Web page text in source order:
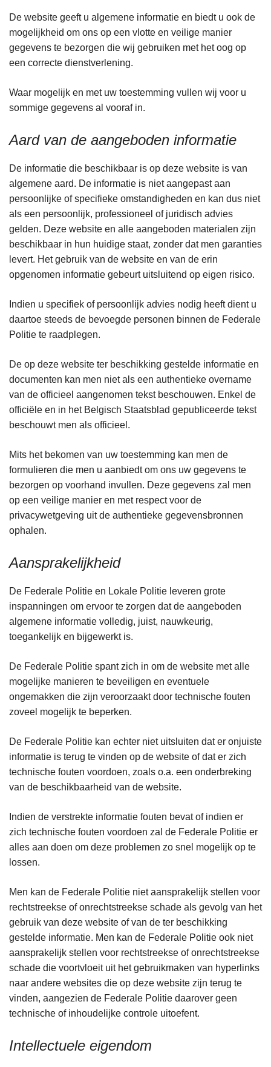
De website geeft u algemene informatie en biedt u ook de
mogelijkheid om ons op een vlotte en veilige manier
gegevens te bezorgen die wij gebruiken met het oog op
een correcte dienstverlening.
Waar mogelijk en met uw toestemming vullen wij voor u
sommige gegevens al vooraf in.
Aard van de aangeboden informatie
De informatie die beschikbaar is op deze website is van
algemene aard. De informatie is niet aangepast aan
persoonlijke of specifieke omstandigheden en kan dus niet
als een persoonlijk, professioneel of juridisch advies
gelden. Deze website en alle aangeboden materialen zijn
beschikbaar in hun huidige staat, zonder dat men garanties
levert. Het gebruik van de website en van de erin
opgenomen informatie gebeurt uitsluitend op eigen risico.
Indien u specifiek of persoonlijk advies nodig heeft dient u
daartoe steeds de bevoegde personen binnen de Federale
Politie te raadplegen.
De op deze website ter beschikking gestelde informatie en
documenten kan men niet als een authentieke overname
van de officieel aangenomen tekst beschouwen. Enkel de
officiële en in het Belgisch Staatsblad gepubliceerde tekst
beschouwt men als officieel.
Mits het bekomen van uw toestemming kan men de
formulieren die men u aanbiedt om ons uw gegevens te
bezorgen op voorhand invullen. Deze gegevens zal men
op een veilige manier en met respect voor de
privacywetgeving uit de authentieke gegevensbronnen
ophalen.
Aansprakelijkheid
De Federale Politie en Lokale Politie leveren grote
inspanningen om ervoor te zorgen dat de aangeboden
algemene informatie volledig, juist, nauwkeurig,
toegankelijk en bijgewerkt is.
De Federale Politie spant zich in om de website met alle
mogelijke manieren te beveiligen en eventuele
ongemakken die zijn veroorzaakt door technische fouten
zoveel mogelijk te beperken.
De Federale Politie kan echter niet uitsluiten dat er onjuiste
informatie is terug te vinden op de website of dat er zich
technische fouten voordoen, zoals o.a. een onderbreking
van de beschikbaarheid van de website.
Indien de verstrekte informatie fouten bevat of indien er
zich technische fouten voordoen zal de Federale Politie er
alles aan doen om deze problemen zo snel mogelijk op te
lossen.
Men kan de Federale Politie niet aansprakelijk stellen voor
rechtstreekse of onrechtstreekse schade als gevolg van het
gebruik van deze website of van de ter beschikking
gestelde informatie. Men kan de Federale Politie ook niet
aansprakelijk stellen voor rechtstreekse of onrechtstreekse
schade die voortvloeit uit het gebruikmaken van hyperlinks
naar andere websites die op deze website zijn terug te
vinden, aangezien de Federale Politie daarover geen
technische of inhoudelijke controle uitoefent.
Intellectuele eigendom